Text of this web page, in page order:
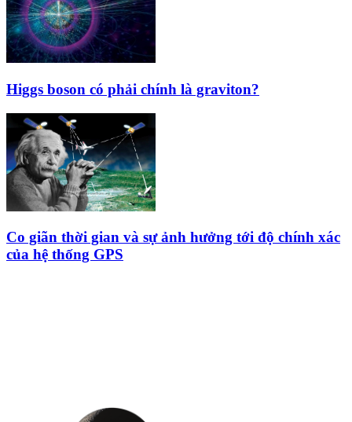
Higgs boson có phải chính là graviton?
Co giãn thời gian và sự ảnh hưởng tới độ chính xác
của hệ thống GPS